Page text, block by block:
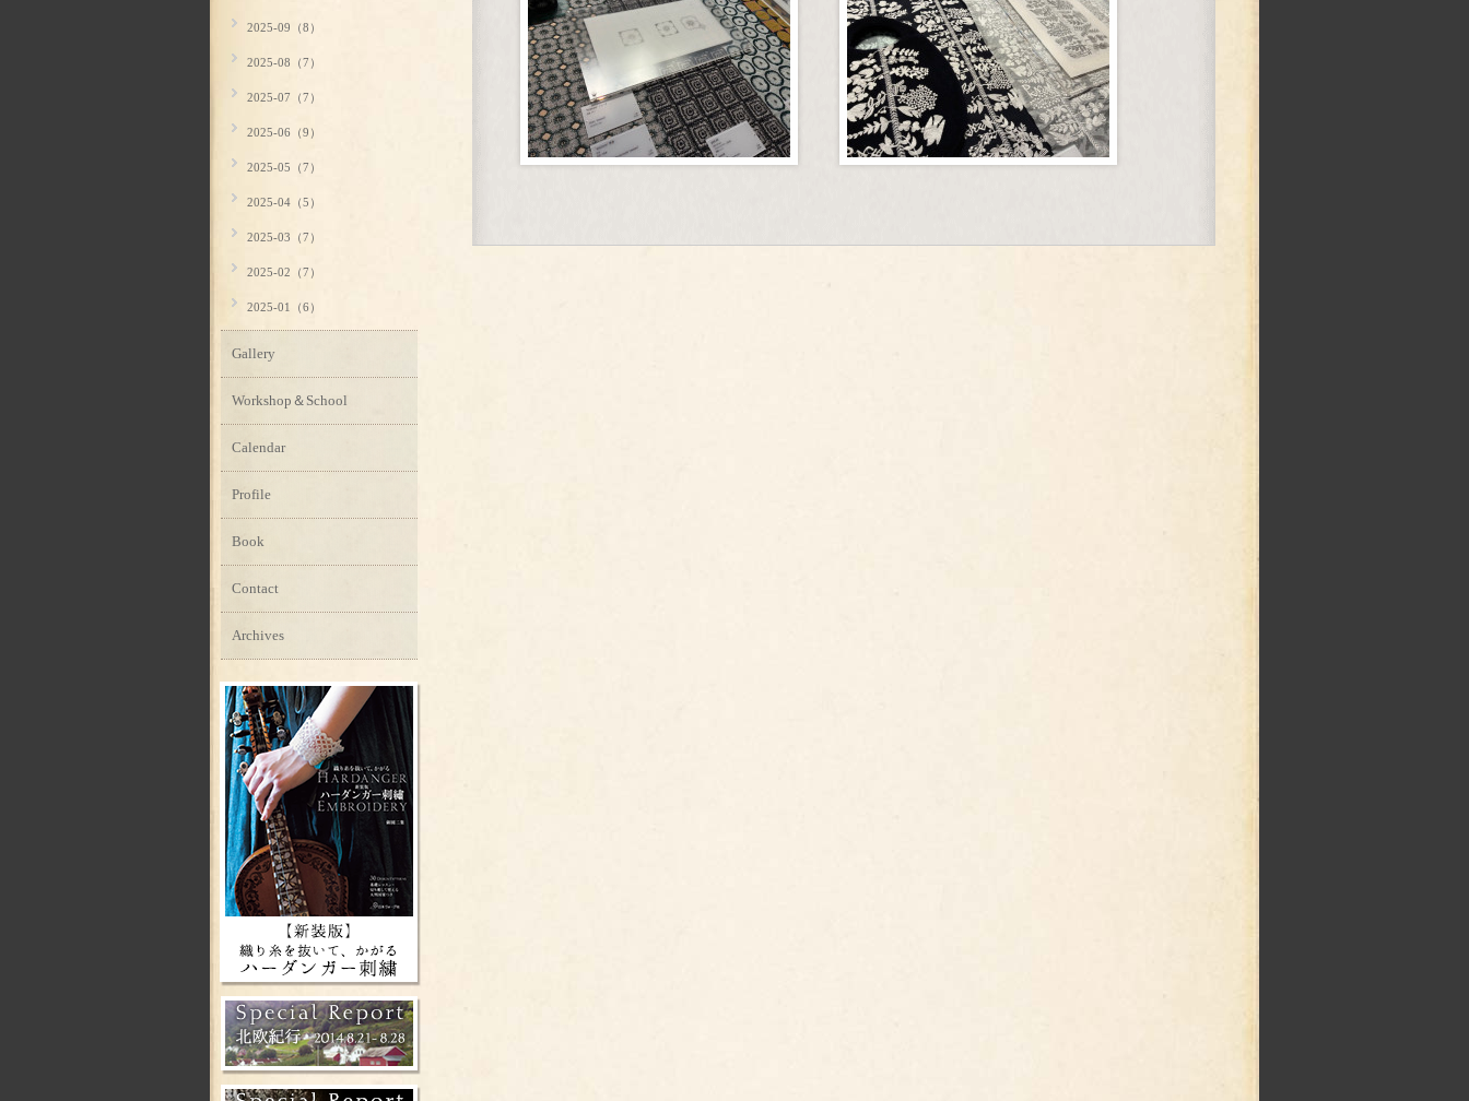
2025-09（8）
2025-08（7）
2025-07（7）
2025-06（9）
2025-05（7）
2025-04（5）
2025-03（7）
2025-02（7）
2025-01（6）
Gallery
Workshop＆School
Calendar
Profile
Book
Contact
Archives